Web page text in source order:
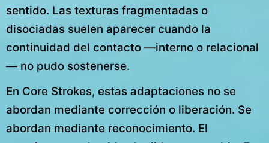
sentido. Las texturas fragmentadas o
disociadas suelen aparecer cuando la
continuidad del contacto —interno o relacional
— no pudo sostenerse.
En Core Strokes, estas adaptaciones no se
abordan mediante corrección o liberación. Se
abordan mediante reconocimiento. El